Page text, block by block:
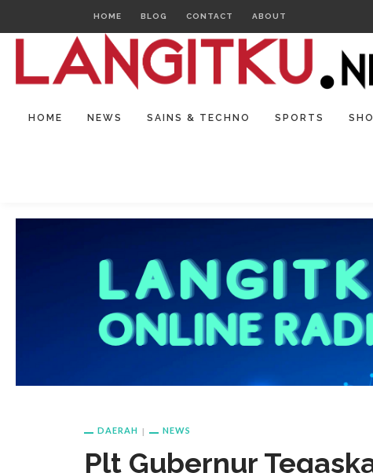
HOME BLOG CONTACT ABOUT
HOME NEWS SAINS & TECHNO SPORTS
DAERAH NEWS
Plt Gubernur